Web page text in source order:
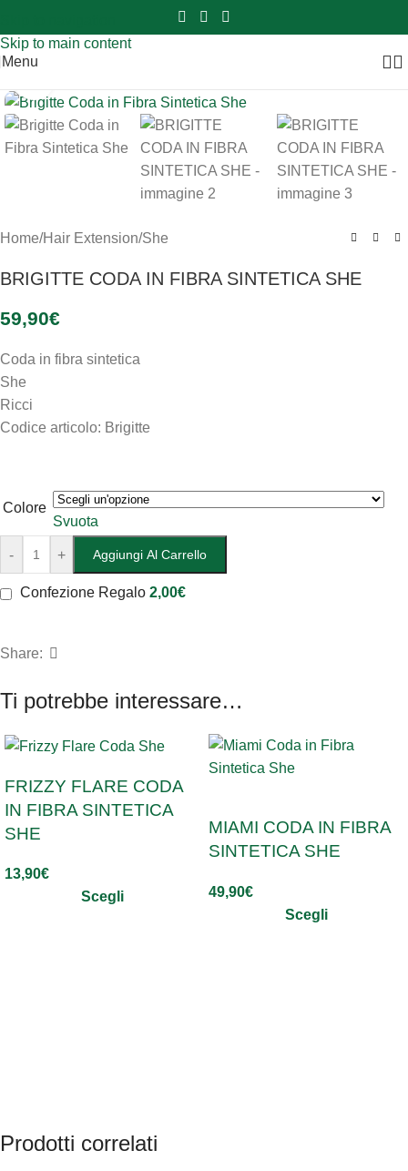
Skip to main content
Sei hai domande contattaci 📲3341056025 - 3886572748
Menu
Home/Hair Extension/She
BRIGITTE CODA IN FIBRA SINTETICA SHE
59,90€
Coda in fibra sintetica
She
Ricci
Codice articolo: Brigitte
Colore
Svuota
- + Aggiungi Al Carrello
Confezione Regalo 2,00€
Share:
Ti potrebbe interessare…
FRIZZY FLARE CODA
IN FIBRA SINTETICA
SHE
13,90€
Scegli
MIAMI CODA IN FIBRA
SINTETICA SHE
49,90€
Scegli
Prodotti correlati